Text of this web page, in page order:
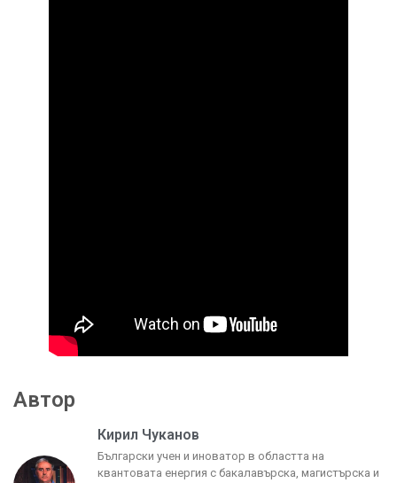
Автор
Кирил Чуканов
Български учен и иноватор в областта на
квантовата енергия с бакалавърска, магистърска и